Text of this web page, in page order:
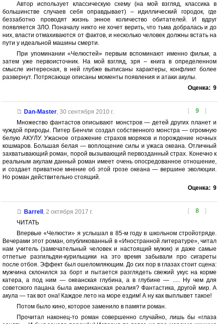
Автор использует классическую схему (на мой взгляд, классика в
большинстве случаев себя оправдывает) – идиллический городок, где
беззаботно проводят жизнь энное количество обитателей. И вдруг
появляется ЗЛО. Поначалу никто не хочет верить, что тьма добралась и до
них, власти отмахиваются от фактов, и несколько человек должны встать на
пути у идеальной машины смерти.
При упоминании «Челюстей» первым вспоминают именно фильм, а
затем уже первоисточник. На мой взгляд, зря – книга в определенном
смысле интересная, в ней глубже выписаны характеры, конфликт более
развернут. Потрясающе описаны моменты появления и атаки акулы.
Оценка: 9
[ 9 ]
Dan-Master, 30 сентября 2010 г.
Множество фантастов описывают монстров — детей других планет и
чуждой природы. Питер Бенчли создал собственного монстра — огромную
белую АКУЛУ. Ужасное отражение страхов моряков и порождение ночных
кошмаров. Большая белая — воплощение силы и ужаса океана. Отличный
захватывающий роман, порой вызывающий первозданный страх. Конечно к
реальным акулам данный роман имеет очень опосредованное отношение,
и создает приватное мнение об этой грозе океана — вершине эволюции.
Но роман действительно стоящий.
Оценка: 9
[ 8 ]
Barrell , 2 октября 2017 г.
ЧИТАТЬ
Впервые «Челюсти» я услышал в 85-м году в школьном стройотряде.
Вечерами этот роман, опубликованный в «Иностранной литературе», читал
нам учитель (замечательный человек и настоящий мужик) и даже самые
отпетые разгильдяи-курильщики на это время забывали про сигареты
после отбоя. Эффект был ошеломляющим. До сих пор в глазах стоит сцена:
мужчина склонился за борт и пытается разглядеть свежий укус на корме
катера, а под ним — океанская глубина, а в глубине — ..... Ну чем для
советского пацана была американская реалия? Фантастика, другой мир. А
акула — так вот она! Каждое лето на море ездим! А ну как выплывет такое!
Потом было кино, которое заменило в памяти роман.
Прочитал наконец-то роман совершенно случайно, лишь бы «глаза